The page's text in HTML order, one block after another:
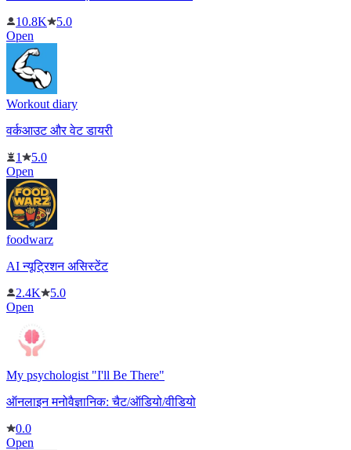
10.8K
5.0
Open
Workout diary
वर्कआउट और वेट डायरी
1
5.0
Open
foodwarz
AI न्यूट्रिशन असिस्टेंट
2.4K
5.0
Open
My psychologist "I'll Be There"
ऑनलाइन मनोवैज्ञानिक: चैट/ऑडियो/वीडियो
0.0
Open